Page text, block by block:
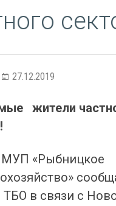
27.12.2019
жители
«Рыбницкое
ТБО в связи с